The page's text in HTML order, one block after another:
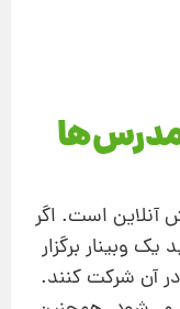
مدرس‌ها
آنلاین است. اگر
وبینار برگزار
آن شرکت کنند.